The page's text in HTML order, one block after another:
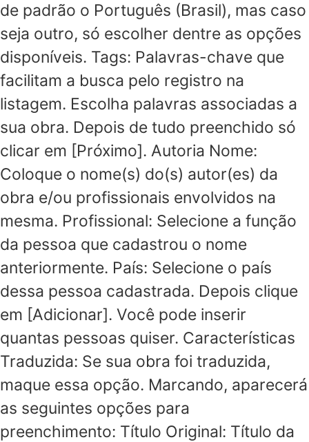
de padrão o Português (Brasil), mas caso
seja outro, só escolher dentre as opções
disponíveis. Tags: Palavras-chave que
facilitam a busca pelo registro na
listagem. Escolha palavras associadas a
sua obra. Depois de tudo preenchido só
clicar em [Próximo]. Autoria Nome:
Coloque o nome(s) do(s) autor(es) da
obra e/ou profissionais envolvidos na
mesma. Profissional: Selecione a função
da pessoa que cadastrou o nome
anteriormente. País: Selecione o país
dessa pessoa cadastrada. Depois clique
em [Adicionar]. Você pode inserir
quantas pessoas quiser. Características
Traduzida: Se sua obra foi traduzida,
maque essa opção. Marcando, aparecerá
as seguintes opções para
preenchimento: Título Original: Título da